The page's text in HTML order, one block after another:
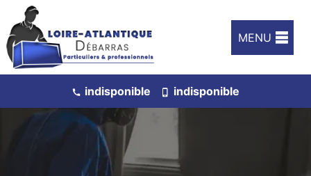
MENU
indisponible indisponible